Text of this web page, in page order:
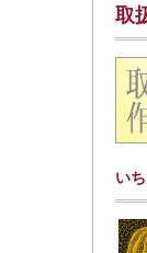
取
い